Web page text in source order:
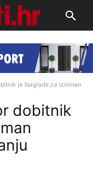
je Nagrade za izniman
dobitnik